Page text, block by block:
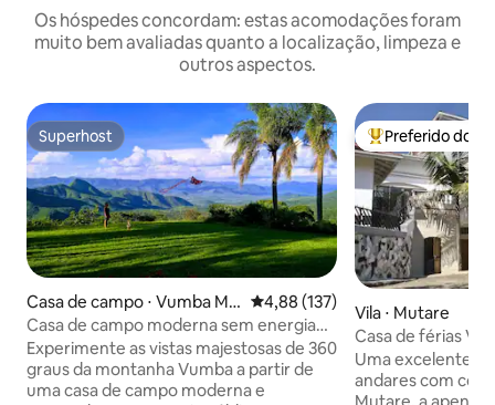
Os hóspedes concordam: estas acomodações foram
muito bem avaliadas quanto a localização, limpeza e
outros aspectos.
Superhost
Superhost
Casa de campo ⋅ Vumba Mo
untains
4,88 de uma avaliação média de
4,88 (137)
Casa de campo moderna sem energia
pública com vista deslumbrante, Vumba
Experimente as vistas majestosas de 360
graus da montanha Vumba a partir de
uma casa de campo moderna e
Entre os
Preferido dos
Vila ⋅ Mutare
Casa de férias
Uma excelente
andares com